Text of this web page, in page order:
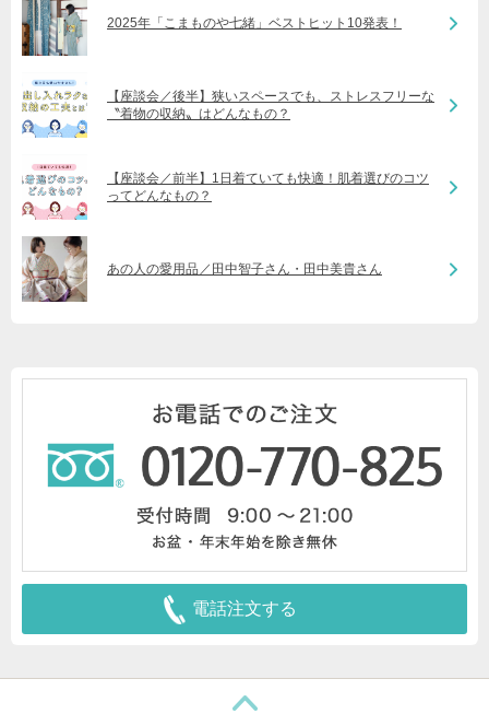
2025年「こまものや七緒」ベストヒット10発表！
【座談会／後半】狭いスペースでも、ストレスフリーな
〝着物の収納〟はどんなもの？
【座談会／前半】1日着ていても快適！肌着選びのコツ
ってどんなもの？
あの人の愛用品／田中智子さん・田中美貴さん
電話注文する